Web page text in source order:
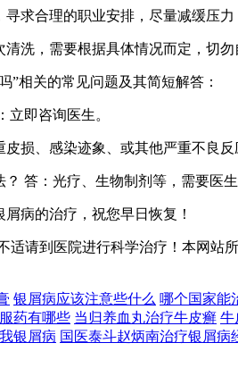
求合理的职业安排，尽量减缓压
洗，需要根据具体情况而定，切勿
”相关的常见问题及其简短解答：
立即咨询医生。
损、感染迹象、或其他严重不良反
答：光疗、生物制剂等，需要医生
病的治疗，祝您早日恢复！
适请到医院进行科学治疗！本网
银屑病应该注意些什么 哪个国家能
药有哪些 当归养血丸治疗牛皮癣 牛
银屑病 国医泰斗赵炳南治疗银屑病